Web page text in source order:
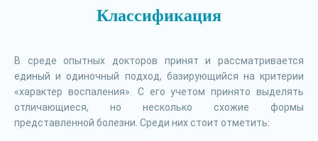
Классификация
В среде опытных докторов принят и рассматривается
единый и одиночный подход, базирующийся на критерии
«характер воспаления». С его учетом принято выделять
отличающиеся, но несколько схожие формы
представленной болезни. Среди них стоит отметить: